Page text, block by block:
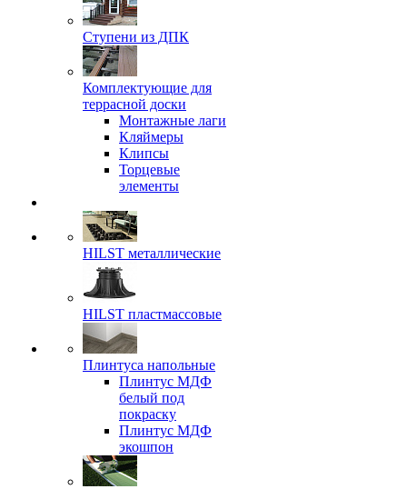
Ступени из ДПК
Комплектующие для
террасной доски
Монтажные лаги
Кляймеры
Клипсы
Торцевые
элементы
HILST металлические
HILST пластмассовые
Плинтуса напольные
Плинтус МДФ
белый под
покраску
Плинтус МДФ
экошпон